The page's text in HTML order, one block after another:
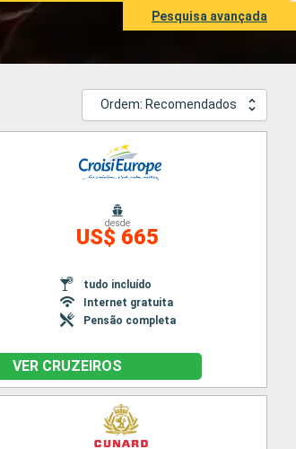
Pesquisa avançada
Ordem: Recomendados
desde
US$ 665
tudo incluído
Internet gratuita
Pensão completa
VER CRUZEIROS